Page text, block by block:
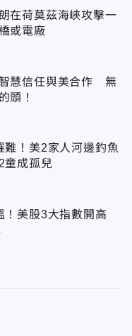
在荷莫茲海峽攻擊一
或電廠
慧信任與美合作 無
頭！
難！美2家人河邊釣魚
成孤兒
！美股3大指數開高